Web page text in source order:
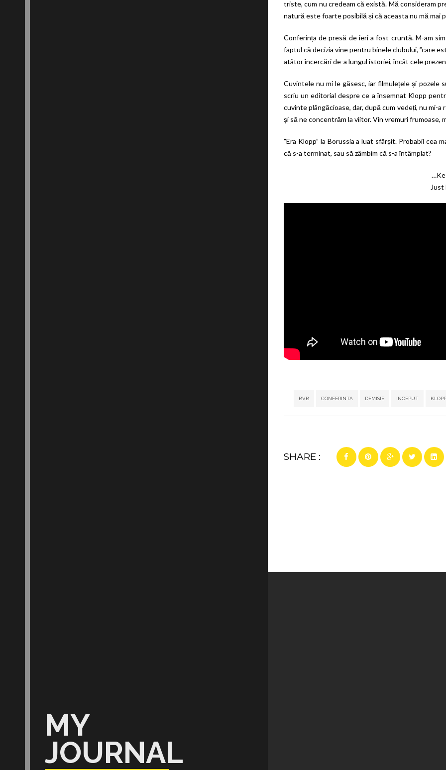
MY
JOURNAL
triste, cum nu credeam că există. Mă consideram
natură este foarte posibilă și că aceasta nu mă
Conferința de presă de ieri a fost cruntă. M-am
faptul că decizia vine pentru binele clubului, ”care
atâtor încercări de-a lungul istoriei, încât cele
Cuvintele nu mi le găsesc, iar filmulețele și pozele
scriu un editorial despre ce a însemnat Klopp
cuvinte plângăcioase, dar, după cum vedeți, nu mi-
și să ne concentrăm la viitor. Vin vremuri frumoase,
”Era Klopp” la Borussia a luat sfârșit. Probabil cea
că s-a terminat, sau să zâmbim că s-a întâmplat?
Just
BVB CONFERINTA DEMISIE INCEPUT KLOPP
SHARE :